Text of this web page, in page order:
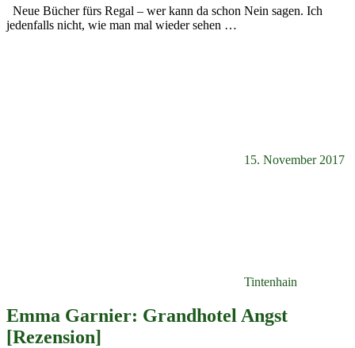
Neue Bücher fürs Regal – wer kann da schon Nein sagen. Ich
jedenfalls nicht, wie man mal wieder sehen …
15. November 2017
Tintenhain
Emma Garnier: Grandhotel Angst
[Rezension]